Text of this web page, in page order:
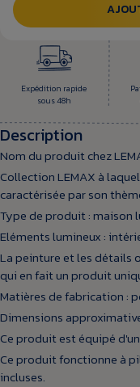
Expédition rapide
sous 48h
Description
Nom du produit chez
Collection LEMAX à
caractérisée par son
Type de produit : maison
Eléments lumineux :
La peinture et les détails
qui en fait un produit
Matières de fabrication :
Dimensions
Ce produit est équipé
Ce produit fonctionne à
incluses.